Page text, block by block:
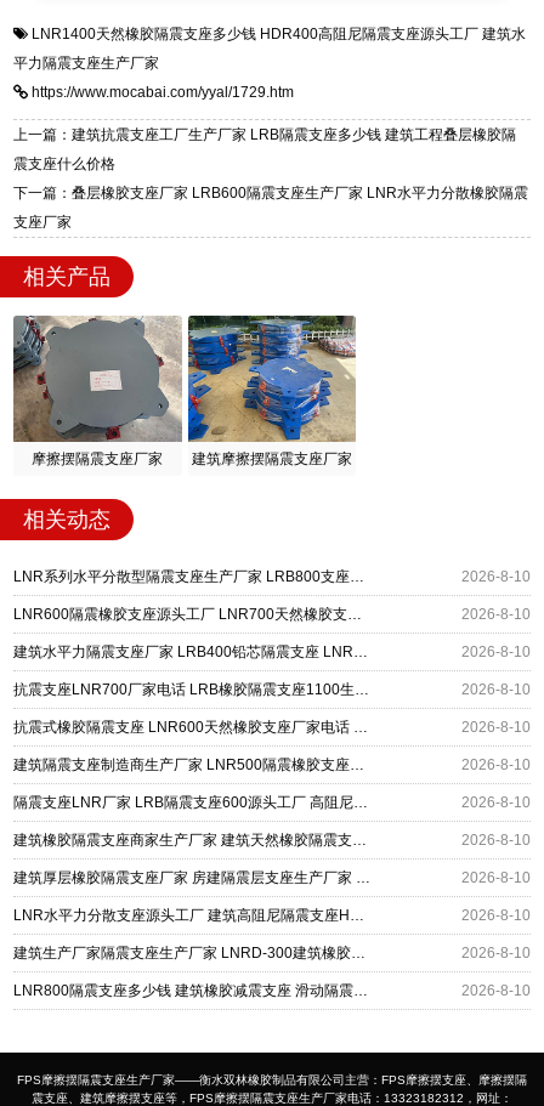
震支座，电话：13323182312，地址：衡水高新
区迎宾大街 9 号。
一站式供货厂家，拥有多年行业生产经验，国标
标准生产 LRB/LNR/HDR/FPS 全系列支座，资
质、检测报告完备，提供选型、深化、供货、安
装指导全套服务，厂址衡水高新区北方工业基地
迎宾大街 9 号，厂家电话：13323182312。
LNR1400天然橡胶隔震支座多少钱 HDR400高阻尼隔震支座源头工厂 建筑水
平力隔震支座生产厂家
https://www.mocabai.com/yyal/1729.htm
上一篇：建筑抗震支座工厂生产厂家 LRB隔震支座多少钱 建筑工程叠层橡胶隔
震支座什么价格
下一篇：叠层橡胶支座厂家 LRB600隔震支座生产厂家 LNR水平力分散橡胶隔震
支座厂家
相关产品
摩擦摆隔震支座厂家 建筑摩擦摆隔震支座厂家
相关动态
LNR系列水平分散型隔震支座生产厂家 LRB800支座源头工厂 LNR1000橡胶支座源头工厂 2026-8-10
LNR600隔震橡胶支座源头工厂 LNR700天然橡胶支座什么价格 抗震隔震支座厂家 2026-8-10
建筑水平力隔震支座厂家 LRB400铅芯隔震支座 LNR支座 2026-8-10
抗震支座LNR700厂家电话 LRB橡胶隔震支座1100生产厂家 建筑抗震支座装置厂家 2026-8-10
抗震式橡胶隔震支座 LNR600天然橡胶支座厂家电话 建筑隔震支座HDR厂家 2026-8-10
建筑隔震支座制造商生产厂家 LNR500隔震橡胶支座源头工厂 LRB900-Ⅱ型隔震支座生产厂家 2026-8-10
隔震支座LNR厂家 LRB隔震支座600源头工厂 高阻尼建筑橡胶隔震支座源头工厂 2026-8-10
建筑橡胶隔震支座商家生产厂家 建筑天然橡胶隔震支座LNR生产厂家 建筑建筑隔震支座 2026-8-10
建筑厚层橡胶隔震支座厂家 房建隔震层支座生产厂家 LNR隔震支座D420多少钱 2026-8-10
LNR水平力分散支座源头工厂 建筑高阻尼隔震支座HDR源头工厂 LNR800隔震支座价格 2026-8-10
建筑生产厂家隔震支座生产厂家 LNRD-300建筑橡胶隔震支座源头工厂 采购建筑隔震支座 2026-8-10
LNR800隔震支座多少钱 建筑橡胶减震支座 滑动隔震支座 2026-8-10
FPS摩擦摆隔震支座生产厂家——衡水双林橡胶制品有限公司主营：FPS摩擦摆支座、摩擦摆隔
震支座、建筑摩擦摆支座等，FPS摩擦摆隔震支座生产厂家电话：13323182312，网址：